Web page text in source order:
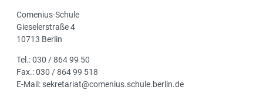
Comenius-Schule
Gieselerstraße 4
10713 Berlin
Tel.: 030 / 864 99 50
Fax.: 030 / 864 99 518
E-Mail: sekretariat@comenius.schule.berlin.de